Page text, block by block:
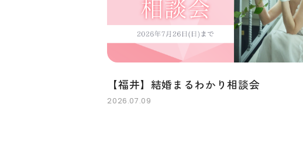
【福井】結婚まるわかり相談会
2026.07.09